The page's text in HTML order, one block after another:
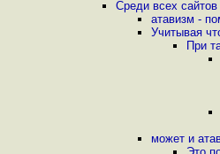
Среди всех
атавизм -
Учитывая
При
может и